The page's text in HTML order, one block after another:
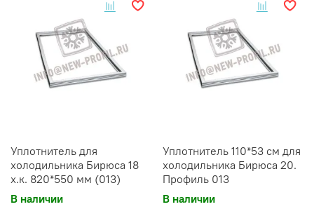
Уплотнитель для
холодильника Бирюса 18
х.к. 820*550 мм (013)
В наличии
Уплотнитель 110*53 см для
холодильника Бирюса 20.
Профиль 013
В наличии